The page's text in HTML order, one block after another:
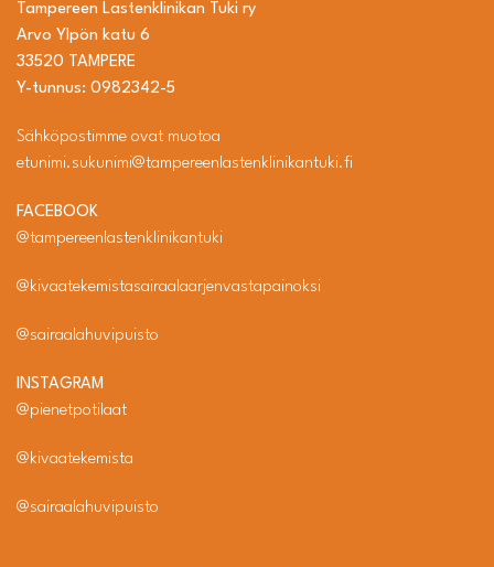
Tampereen Lastenklinikan Tuki ry
Arvo Ylpön katu 6
33520 TAMPERE
Y-tunnus: 0982342-5
Sähköpostimme ovat muotoa
etunimi.sukunimi@tampereenlastenklinikantuki.fi
FACEBOOK
@tampereenlastenklinikantuki
@kivaatekemistasairaalaarjenvastapainoksi
@sairaalahuvipuisto
INSTAGRAM
@pienetpotilaat
@kivaatekemista
@sairaalahuvipuisto